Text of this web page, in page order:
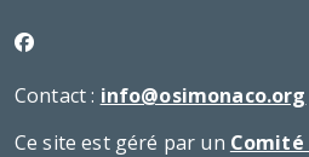
Contact : info@osimonaco.org
Ce site est géré par un Comité